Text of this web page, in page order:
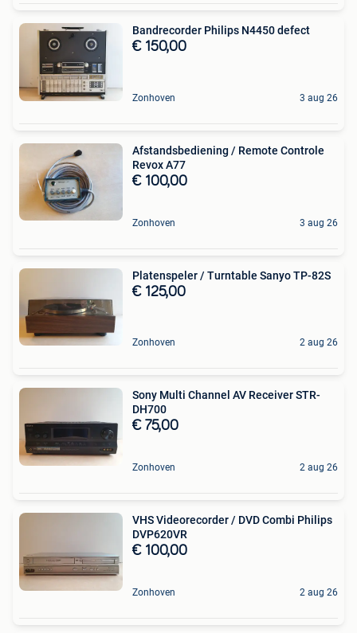
Bandrecorder Philips N4450 defect
€ 150,00
Zonhoven 3 aug 26
Afstandsbediening / Remote Controle
Revox A77
€ 100,00
Zonhoven 3 aug 26
Platenspeler / Turntable Sanyo TP-82S
€ 125,00
Zonhoven 2 aug 26
Sony Multi Channel AV Receiver STR-
DH700
€ 75,00
Zonhoven 2 aug 26
VHS Videorecorder / DVD Combi Philips
DVP620VR
€ 100,00
Zonhoven 2 aug 26